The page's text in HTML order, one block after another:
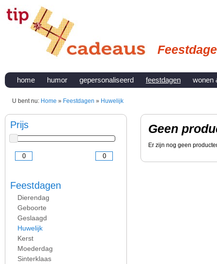
home humor gepersonaliseerd feestdagen wonen
U bent nu: Home » Feestdagen » Huwelijk
Prijs
Feestdagen
Dierendag
Geboorte
Geslaagd
Huwelijk
Kerst
Moederdag
Sinterklaas
Geen
Er zijn nog geen